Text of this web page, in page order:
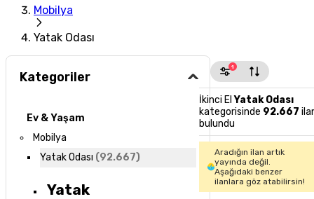
Mobilya
Yatak Odası
Kategoriler
Ev & Yaşam
Mobilya
Yatak Odası (92.667)
Yatak
1
İkinci ElYatak Odası
kategorisinde 92.667
bulundu
Aradığın ilan artık
yayında değil.
Aşağıdaki benzer
ilanlara göz atabilirsin!